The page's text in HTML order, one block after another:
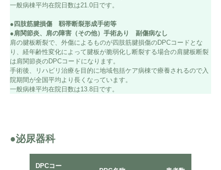
一般病棟平均在院日数は21.0日です。
●四肢筋腱損傷 靱帯断裂形成手術等
●肩関節炎、肩の障害（その他）手術あり 副傷病なし
肩の腱板断裂で、外傷によるものが四肢筋腱損傷のDPCコードとな
り、経年齢性変化によって腱板が脆弱化し断裂する場合の肩腱板断裂
は肩関節炎のDPCコードになります。
手術後、リハビリ治療を目的に地域包括ケア病棟で療養されるので入
院期間が全国平均より長くなっています。
一般病棟平均在院日数は13.8日です。
●泌尿器科
DPCコー